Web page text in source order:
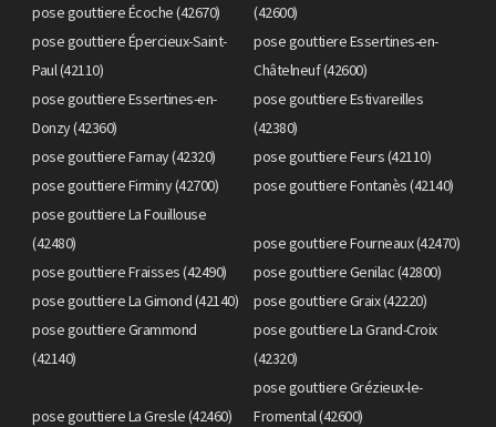
pose gouttiere Écoche (42670)
(42600)
pose gouttiere Épercieux-Saint-
Paul (42110)
pose gouttiere Essertines-en-
Châtelneuf (42600)
pose gouttiere Essertines-en-
Donzy (42360)
pose gouttiere Estivareilles
(42380)
pose gouttiere Farnay (42320)
pose gouttiere Feurs (42110)
pose gouttiere Firminy (42700)
pose gouttiere Fontanès (42140)
pose gouttiere La Fouillouse
(42480)
pose gouttiere Fourneaux (42470)
pose gouttiere Fraisses (42490)
pose gouttiere Genilac (42800)
pose gouttiere La Gimond (42140)
pose gouttiere Graix (42220)
pose gouttiere Grammond
(42140)
pose gouttiere La Grand-Croix
(42320)
pose gouttiere La Gresle (42460)
pose gouttiere Grézieux-le-
Fromental (42600)